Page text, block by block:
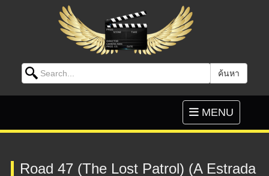
Search for: ค้นหา
Toggle
navigation
MENU
Road 47 (The Lost Patrol) (A Estrada